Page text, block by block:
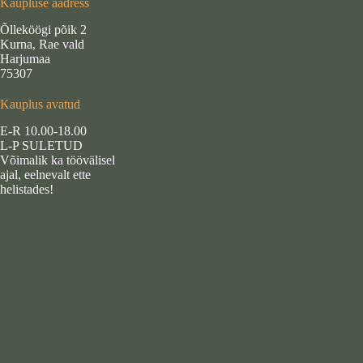
Kaupluse aadress
Õlleköögi põik 2
Kurna, Rae vald
Harjumaa
75307
Kauplus avatud
E-R 10.00-18.00
L-P SULETUD
Võimalik ka töövälisel
ajal, eelnevalt ette
helistades!